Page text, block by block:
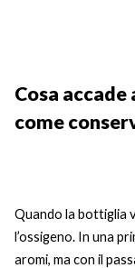
Lazio
Soave
Cosa
come
Quando la bottiglia
l’ossigeno. In una
aromi, ma con il